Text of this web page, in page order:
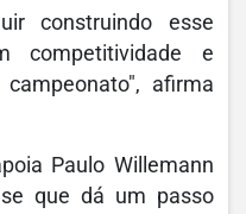
construindo esse
competitividade e
afirma
Paulo Willemann
que dá um passo